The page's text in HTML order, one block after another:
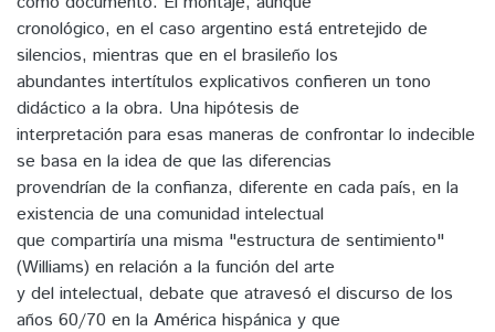
cronológico, en el caso argentino está entretejido de
silencios, mientras que en el brasileño los
abundantes intertítulos explicativos confieren un tono
didáctico a la obra. Una hipótesis de
interpretación para esas maneras de confrontar lo indecible
se basa en la idea de que las diferencias
provendrían de la confianza, diferente en cada país, en la
existencia de una comunidad intelectual
que compartiría una misma "estructura de sentimiento"
(Williams) en relación a la función del arte
y del intelectual, debate que atravesó el discurso de los
años 60/70 en la América hispánica y que